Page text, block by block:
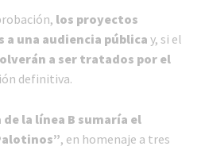
los proyectos
a una audiencia pública y, si el
a ser tratados por el
definitiva.
la línea B sumaría el
, en homenaje a tres